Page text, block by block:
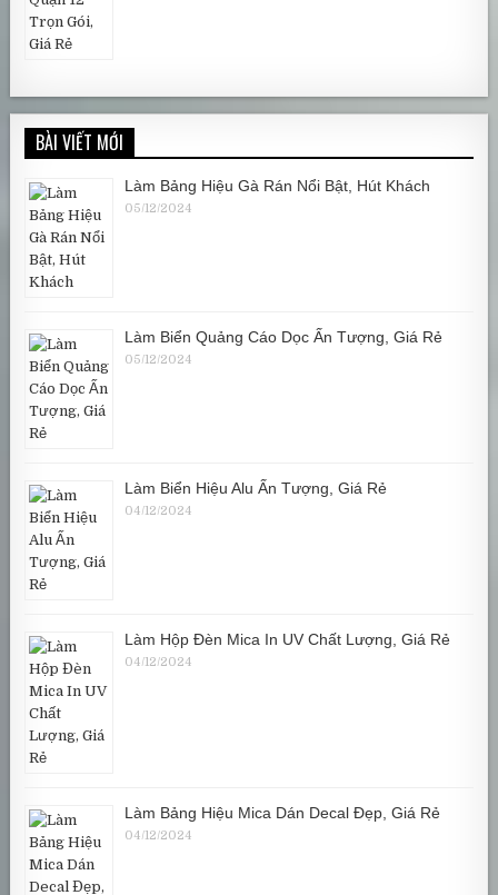
BÀI VIẾT MỚI
Làm Bảng Hiệu Gà Rán Nổi Bật, Hút Khách
05/12/2024
Làm Biển Quảng Cáo Dọc Ấn Tượng, Giá Rẻ
05/12/2024
Làm Biển Hiệu Alu Ấn Tượng, Giá Rẻ
04/12/2024
Làm Hộp Đèn Mica In UV Chất Lượng, Giá Rẻ
04/12/2024
Làm Bảng Hiệu Mica Dán Decal Đẹp, Giá Rẻ
04/12/2024